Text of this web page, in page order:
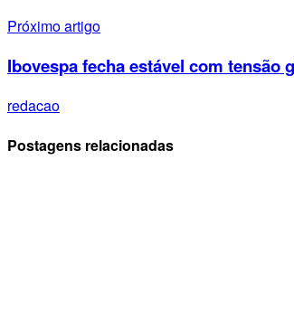
Próximo artigo
Ibovespa fecha estável com tensão
redacao
Postagens relacionadas